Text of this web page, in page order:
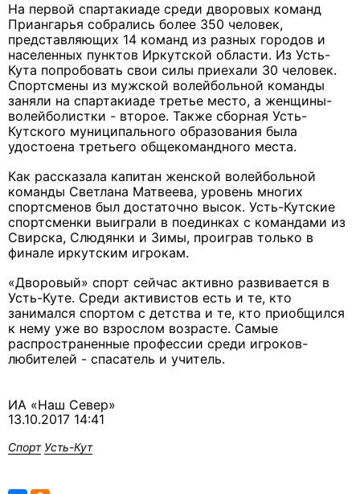
На первой спартакиаде среди дворовых команд
Приангарья собрались более 350 человек,
представляющих 14 команд из разных городов и
населенных пунктов Иркутской области. Из Усть-
Кута попробовать свои силы приехали 30 человек.
Спортсмены из мужской волейбольной команды
заняли на спартакиаде третье место, а женщины-
волейболистки - второе. Также сборная Усть-
Кутского муниципального образования была
удостоена третьего общекомандного места.
Как рассказала капитан женской волейбольной
команды Светлана Матвеева, уровень многих
спортсменов был достаточно высок. Усть-Кутские
спортсменки выиграли в поединках с командами из
Свирска, Слюдянки и Зимы, проиграв только в
финале иркутским игрокам.
«Дворовый» спорт сейчас активно развивается в
Усть-Куте. Среди активистов есть и те, кто
занимался спортом с детства и те, кто приобщился
к нему уже во взрослом возрасте. Самые
распространенные профессии среди игроков-
любителей - спасатель и учитель.
ИА «Наш Север»
13.10.2017 14:41
Спорт Усть-Кут